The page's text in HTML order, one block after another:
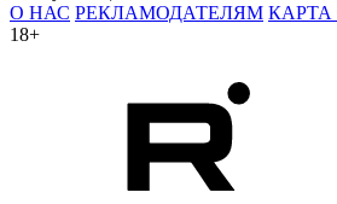
О НАС РЕКЛАМОДАТЕЛЯМ КАРТА
18+